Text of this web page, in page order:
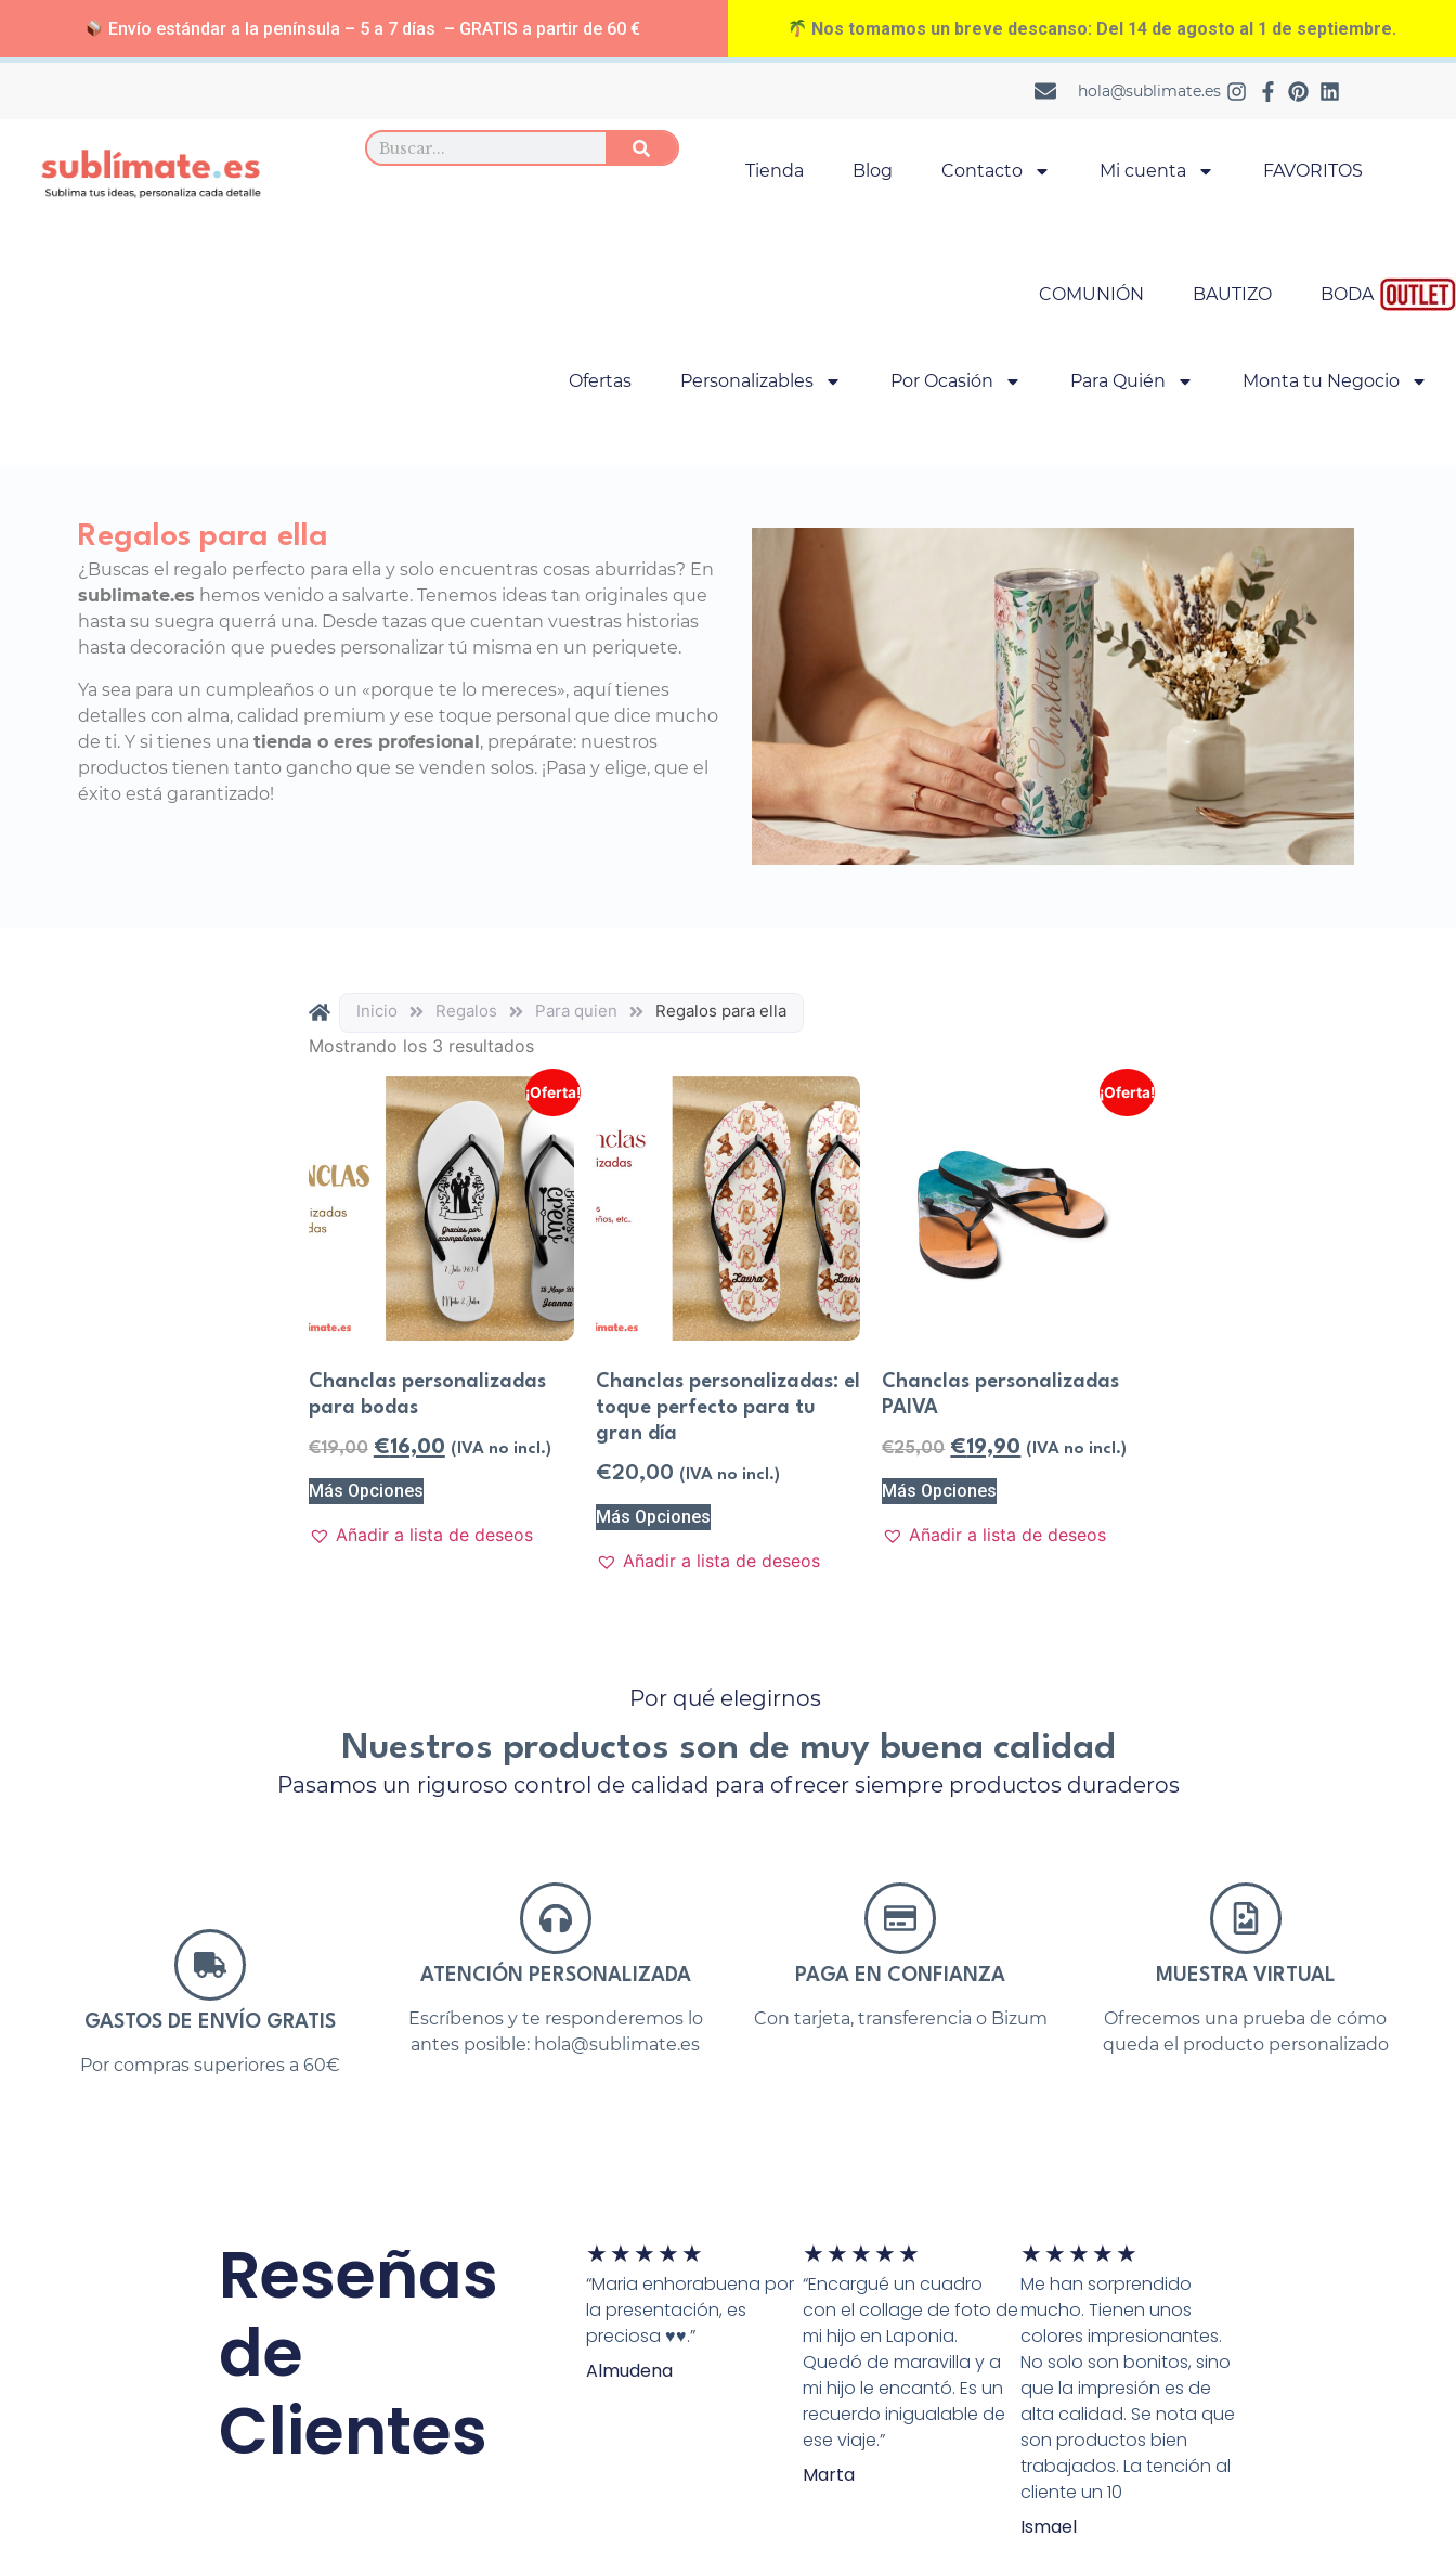
Envío estándar a la península – 5 a 7 días – GRATIS a partir de 60 € Nos tomamos un breve descanso: Del 14 de agosto al 1 de septiembre.
hola@sublimate.es
Tienda Blog Contacto Mi cuenta FAVORITOS
COMUNIÓN BAUTIZO BODA
Ofertas Personalizables Por Ocasión Para Quién Monta tu Negocio
Regalos para ella
¿Buscas el regalo perfecto para ella y solo encuentras cosas aburridas? En
sublimate.es hemos venido a salvarte. Tenemos ideas tan originales que
hasta su suegra querrá una. Desde tazas que cuentan vuestras historias
hasta decoración que puedes personalizar tú misma en un periquete.
Ya sea para un cumpleaños o un «porque te lo mereces», aquí tienes
detalles con alma, calidad premium y ese toque personal que dice mucho
de ti. Y si tienes una tienda o eres profesional, prepárate: nuestros
productos tienen tanto gancho que se venden solos. ¡Pasa y elige, que el
éxito está garantizado!
Inicio Regalos Para quien Regalos para ella
Mostrando los 3 resultados
¡Oferta!
Chanclas personalizadas
para bodas
€19,00 €16,00 (IVA no incl.)
Más Opciones
Añadir a lista de deseos
Chanclas personalizadas: el
toque perfecto para tu
gran día
€20,00 (IVA no incl.)
Más Opciones
Añadir a lista de deseos
¡Oferta!
Chanclas personalizadas
PAIVA
€25,00 €19,90 (IVA no incl.)
Más Opciones
Añadir a lista de deseos
Por qué elegirnos
Nuestros productos son de muy buena calidad
Pasamos un riguroso control de calidad para ofrecer siempre productos duraderos
GASTOS DE ENVÍO GRATIS
Por compras superiores a 60€
ATENCIÓN PERSONALIZADA
Escríbenos y te responderemos lo
antes posible: hola@sublimate.es
PAGA EN CONFIANZA
Con tarjeta, transferencia o Bizum
MUESTRA VIRTUAL
Ofrecemos una prueba de cómo
queda el producto personalizado
Reseñas
de
Clientes
★ ★ ★ ★ ★
“Maria enhorabuena por
la presentación, es
preciosa ♥️♥️.”
Almudena
★ ★ ★ ★ ★
“Encargué un cuadro
con el collage de foto de
mi hijo en Laponia.
Quedó de maravilla y a
mi hijo le encantó. Es un
recuerdo inigualable de
ese viaje.”
Marta
★ ★ ★ ★ ★
Me han sorprendido
mucho. Tienen unos
colores impresionantes.
No solo son bonitos, sino
que la impresión es de
alta calidad. Se nota que
son productos bien
trabajados. La tención al
cliente un 10
Ismael